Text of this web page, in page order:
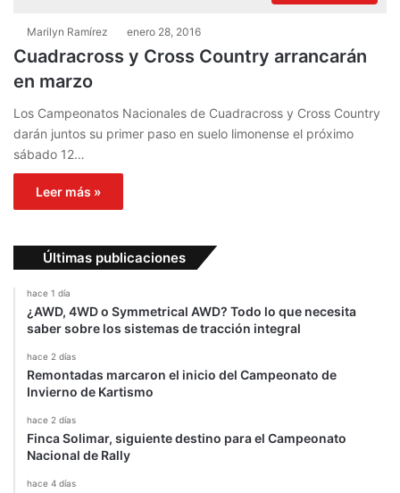
Marilyn Ramírez enero 28, 2016
Cuadracross y Cross Country arrancarán
en marzo
Los Campeonatos Nacionales de Cuadracross y Cross Country
darán juntos su primer paso en suelo limonense el próximo
sábado 12…
Leer más »
Últimas publicaciones
hace 1 día
¿AWD, 4WD o Symmetrical AWD? Todo lo que necesita
saber sobre los sistemas de tracción integral
hace 2 días
Remontadas marcaron el inicio del Campeonato de
Invierno de Kartismo
hace 2 días
Finca Solimar, siguiente destino para el Campeonato
Nacional de Rally
hace 4 días